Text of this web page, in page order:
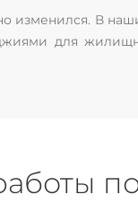
изменился. В
для